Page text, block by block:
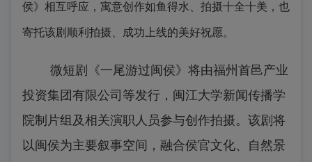
侯》相互呼应，寓意创作如鱼得水、拍摄十全十美，也
寄托该剧顺利拍摄、成功上线的美好祝愿。
微短剧《一尾游过闽侯》将由福州首邑产业
投资集团有限公司等发行， 闽江大学新闻传播学
院制片组及相关演职人员参与创作拍摄。该剧将
以闽侯为主要叙事空间，融合侯官文化、自然景